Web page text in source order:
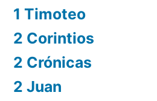
1 Timoteo
2 Corintios
2 Crónicas
2 Juan